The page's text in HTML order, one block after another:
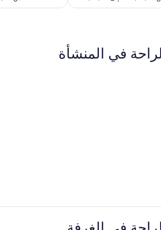
375
في المنشأة